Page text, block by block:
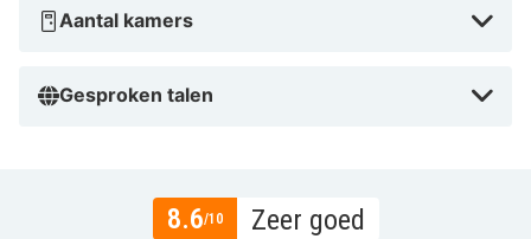
Aantal kamers
Gesproken talen
8.6/10 Zeer goed